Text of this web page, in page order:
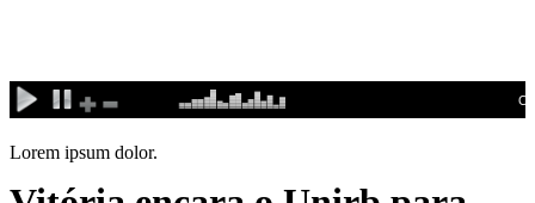
conteúdo
Lorem ipsum dolor.